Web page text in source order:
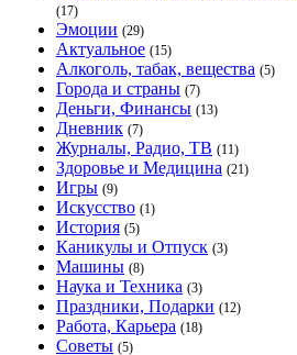
(17)
Эмоции (29)
Актуальное (15)
Алкоголь, табак, вещества (5)
Города и страны (7)
Деньги, Финансы (13)
Дневник (7)
Журналы, Радио, ТВ (11)
Здоровье и Медицина (21)
Игры (9)
Искусство (1)
История (5)
Каникулы и Отпуск (3)
Машины (8)
Наука и Техника (3)
Праздники, Подарки (12)
Работа, Карьера (18)
Советы (5)